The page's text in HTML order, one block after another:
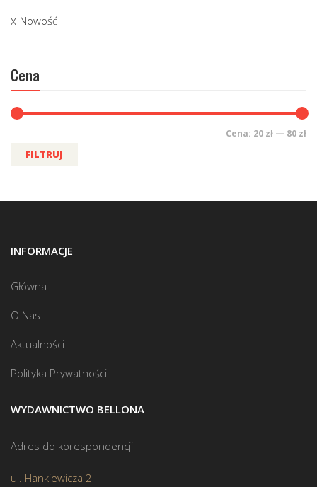
Nowość
Cena
FILTRUJ
Cena: 20 zł — 80 zł
INFORMACJE
Główna
O Nas
Aktualności
Polityka Prywatności
WYDAWNICTWO BELLONA
Adres do korespondencji
ul. Hankiewicza 2